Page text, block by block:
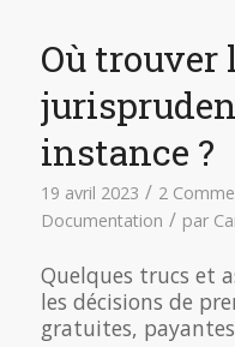
Où trouver
instance ?
19 avril 2023 / 2
Documentation / par
Quelques trucs et
les décisions de
gratuites,